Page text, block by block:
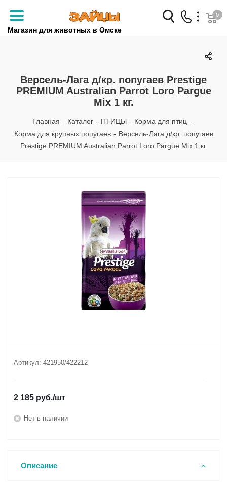
Магазин для животных в Омске
Заказать звонок
+7 (3812) 79-04-04
+7 (950) 959-88-32
0
Версель-Лага д/кр. попугаев Prestige
PREMIUM Australian Parrot Loro Pargue
Mix 1 кг.
Главная - Каталог - ПТИЦЫ - Корма для птиц -
Корма для крупных попугаев - Версель-Лага д/кр. попугаев
Prestige PREMIUM Australian Parrot Loro Pargue Mix 1 кг.
Артикул: 421950/422212
2 185 руб./шт
Нет в наличии
Описание